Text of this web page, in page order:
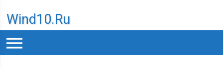
Wind10.ru